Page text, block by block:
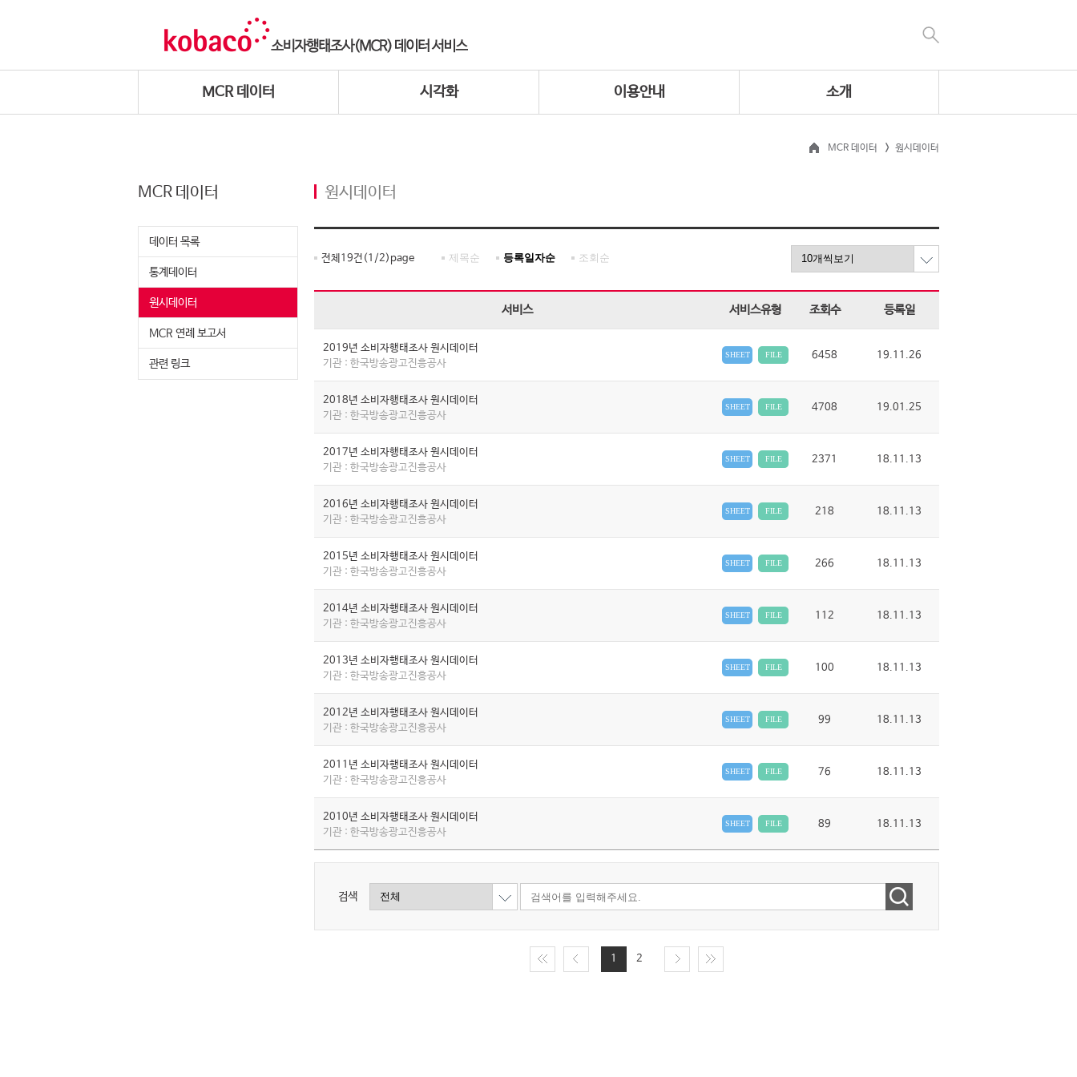
MCR 데이터 시각화 이용안내 소개
MCR 데이터 원시데이터
MCR 데이터
데이터 목록
통계데이터
원시데이터
MCR 연례 보고서
관련 링크
원시데이터
전체 19건(1 /2)page 제목순 등록일자순 조회순
서비스 서비스유형 조회수 등록일
2019년 소비자행태조사 원시데이터
기관 : 한국방송광고진흥공사
SHEET FILE 6458 19.11.26
2018년 소비자행태조사 원시데이터
기관 : 한국방송광고진흥공사
SHEET FILE 4708 19.01.25
2017년 소비자행태조사 원시데이터
기관 : 한국방송광고진흥공사
SHEET FILE 2371 18.11.13
2016년 소비자행태조사 원시데이터
기관 : 한국방송광고진흥공사
SHEET FILE 218 18.11.13
2015년 소비자행태조사 원시데이터
기관 : 한국방송광고진흥공사
SHEET FILE 266 18.11.13
2014년 소비자행태조사 원시데이터
기관 : 한국방송광고진흥공사
SHEET FILE 112 18.11.13
2013년 소비자행태조사 원시데이터
기관 : 한국방송광고진흥공사
SHEET FILE 100 18.11.13
2012년 소비자행태조사 원시데이터
기관 : 한국방송광고진흥공사
SHEET FILE 99 18.11.13
2011년 소비자행태조사 원시데이터
기관 : 한국방송광고진흥공사
SHEET FILE 76 18.11.13
2010년 소비자행태조사 원시데이터
기관 : 한국방송광고진흥공사
SHEET FILE 89 18.11.13
검색
1 2